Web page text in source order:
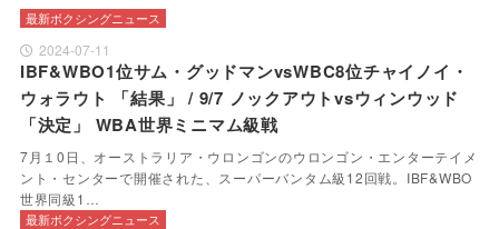
最新ボクシングニュース
2024-07-11
IBF&WBO1位サム・グッドマンvsWBC8位チャイノイ・
ウォラウト 「結果」 / 9/7 ノックアウトvsウィンウッド
「決定」 WBA世界ミニマム級戦
7月１0日、オーストラリア・ウロンゴンのウロンゴン・エンターテイメ
ント・センターで開催された、スーパーバンタム級12回戦。IBF&WBO
世界同級1…
最新ボクシングニュース